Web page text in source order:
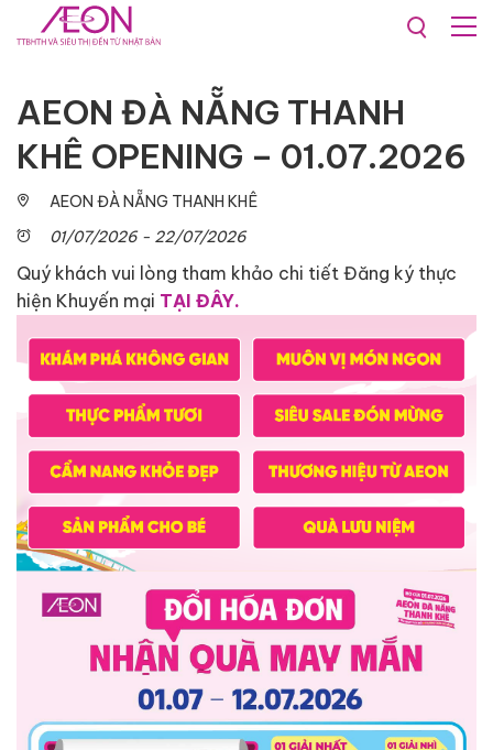
Khuyến mãi & Sự kiện
AEON ĐÀ NẴNG THANH
KHÊ OPENING – 01.07.2026
AEON ĐÀ NẴNG THANH KHÊ
01/07/2026 - 22/07/2026
Quý khách vui lòng tham khảo chi tiết Đăng ký thực
hiện Khuyến mại TẠI ĐÂY.